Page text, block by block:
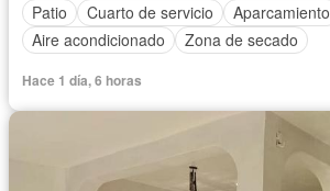
Patio
Cuarto de servicio
Aparcamiento
Aire acondicionado
Zona de secado
Hace 1 día, 6 horas